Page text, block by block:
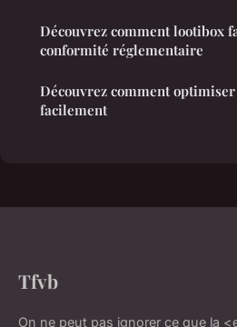
Découvrez comment lootibox
conformité réglementaire
Découvrez comment
facilement
Tfvb
On ne peut pas ignorer ce que la